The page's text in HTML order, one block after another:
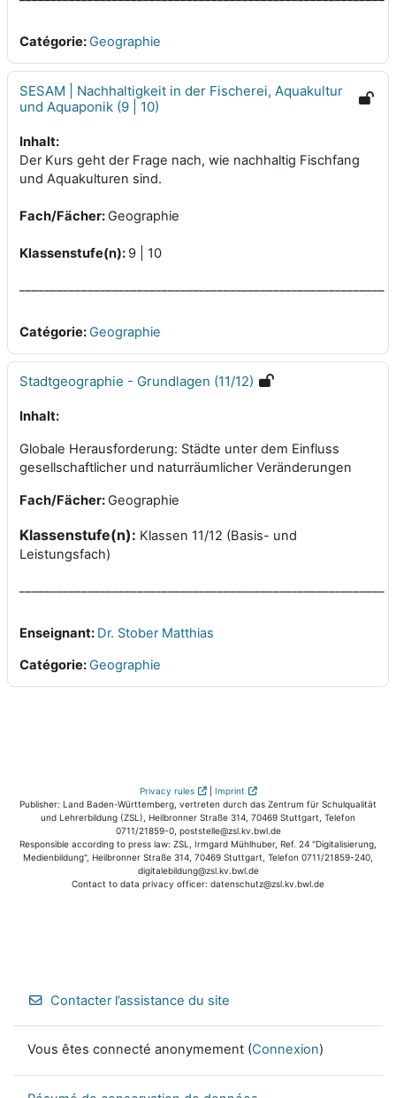
Catégorie:Geographie
SESAM | Nachhaltigkeit in der Fischerei, Aquakultur
und Aquaponik (9 | 10)
Inhalt:
Der Kurs geht der Frage nach, wie nachhaltig Fischfang
und Aquakulturen sind.
Fach/Fächer: Geographie
Klassenstufe(n): 9 | 10
Catégorie:Geographie
Stadtgeographie - Grundlagen (11/12)
Inhalt:
Globale Herausforderung: Städte unter dem Einfluss
gesellschaftlicher und naturräumlicher Veränderungen
Fach/Fächer: Geographie
Klassenstufe(n): Klassen 11/12 (Basis- und
Leistungsfach)
Enseignant: Dr. Stober Matthias
Catégorie:Geographie
Privacy rules | Imprint
Publisher: Land Baden-Württemberg, vertreten durch das Zentrum für Schulqualität
und Lehrerbildung (ZSL), Heilbronner Straße 314, 70469 Stuttgart, Telefon
0711/21859-0, poststelle@zsl.kv.bwl.de
Responsible according to press law: ZSL, Irmgard Mühlhuber, Ref. 24 "Digitalisierung,
Medienbildung", Heilbronner Straße 314, 70469 Stuttgart, Telefon 0711/21859-240,
digitalebildung@zsl.kv.bwl.de
Contact to data privacy officer: datenschutz@zsl.kv.bwl.de
Contacter l’assistance du site
Vous êtes connecté anonymement (Connexion)